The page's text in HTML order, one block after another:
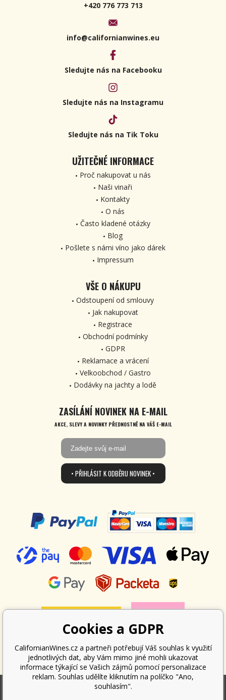
+420 776 773 713
info@californianwines.eu
Sledujte nás na Facebooku
Sledujte nás na Instagramu
Sledujte nás na Tik Toku
UŽITEČNÉ INFORMACE
Proč nakupovat u nás
Naši vinaři
Kontakty
O nás
Často kladené otázky
Blog
Pošlete s námi víno jako dárek
Impressum
VŠE O NÁKUPU
Odstoupení od smlouvy
Jak nakupovat
Registrace
Obchodní podmínky
GDPR
Reklamace a vrácení
Velkoobchod / Gastro
Dodávky na jachty a lodě
ZASÍLÁNÍ NOVINEK NA E-MAIL
AKCE, SLEVY A NOVINKY PŘEDNOSTNĚ NA VÁŠ E-MAIL
• PŘIHLÁSIT K ODBĚRU NOVINEK •
Cookies a GDPR
CalifornianWines.cz a partneři potřebují Váš souhlas k využití
jednotlivých dat, aby Vám mimo jiné mohli ukazovat
informace týkající se Vašich zájmů pomocí personalizace
reklam. Souhlas udělíte kliknutím na políčko "Ano,
souhlasím".